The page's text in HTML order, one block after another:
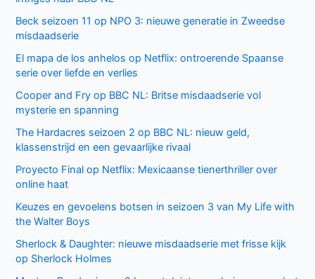
Beck seizoen 11 op NPO 3: nieuwe generatie in Zweedse
misdaadserie
El mapa de los anhelos op Netflix: ontroerende Spaanse
serie over liefde en verlies
Cooper and Fry op BBC NL: Britse misdaadserie vol
mysterie en spanning
The Hardacres seizoen 2 op BBC NL: nieuw geld,
klassenstrijd en een gevaarlijke rivaal
Proyecto Final op Netflix: Mexicaanse tienerthriller over
online haat
Keuzes en gevoelens botsen in seizoen 3 van My Life with
the Walter Boys
Sherlock & Daughter: nieuwe misdaadserie met frisse kijk
op Sherlock Holmes